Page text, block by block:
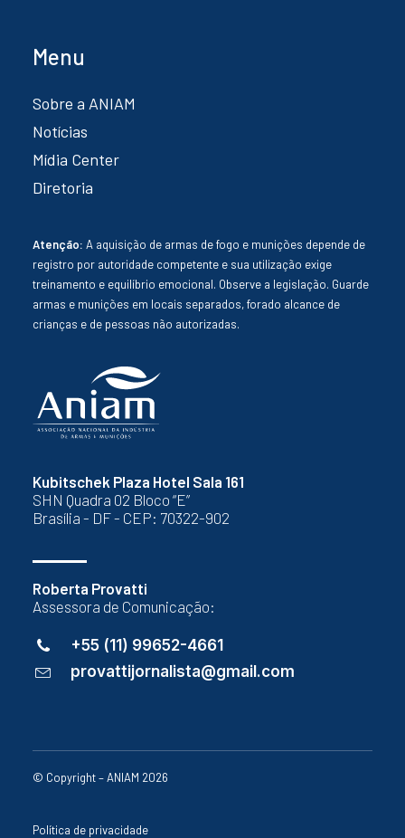
Kubitschek Plaza Hotel Sala 161
SHN Quadra 02 Bloco “E”
Brasília - DF - CEP: 70322-902
Roberta Provatti
Assessora de Comunicação:
+55 (11) 99652-4661
provattijornalista@gmail.com
Menu
Sobre a ANIAM
Notícias
Mídia Center
Diretoria
Atenção: A aquisição de armas de fogo e munições depende de
registro por autoridade competente e sua utilização exige
treinamento e equilíbrio emocional. Observe a legislação. Guarde
armas e munições em locais separados, forado alcance de
crianças e de pessoas não autorizadas.
© Copyright – ANIAM 2026
Política de privacidade